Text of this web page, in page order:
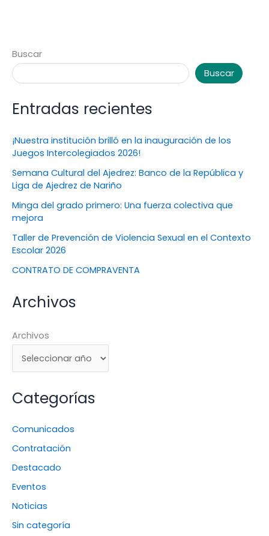
Buscar
Buscar
Entradas recientes
¡Nuestra institución brilló en la inauguración de los
Juegos Intercolegiados 2026!
Semana Cultural del Ajedrez: Banco de la República y
Liga de Ajedrez de Nariño
Minga del grado primero: Una fuerza colectiva que
mejora
Taller de Prevención de Violencia Sexual en el Contexto
Escolar 2026
CONTRATO DE COMPRAVENTA
Archivos
Archivos
Categorías
Comunicados
Contratación
Destacado
Eventos
Noticias
Sin categoría